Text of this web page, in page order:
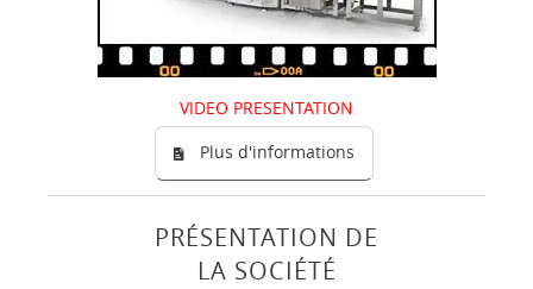
VIDEO PRESENTATION
Plus d'informations
PRÉSENTATION DE
LA SOCIÉTÉ